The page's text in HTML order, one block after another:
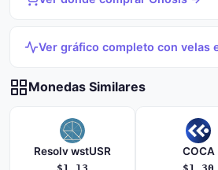
Ver gráfico completo con velas
Monedas Similares
Resolv wstUSR COCA